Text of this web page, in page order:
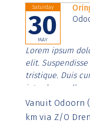
Saturday
30
MAY
Lorem ipsum
elit.
tristique. Duis
interdum nulla,
Aenean
imperdiet. Nunc
Vanuit Odoorn
km via Z/O